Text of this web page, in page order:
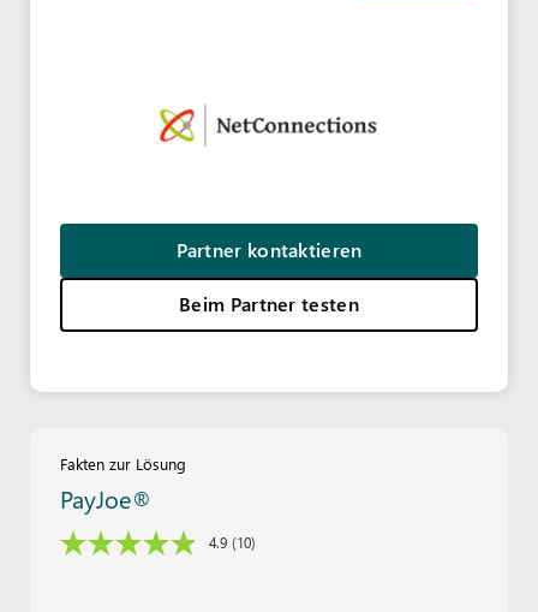
Partner kontaktieren
Beim Partner testen
Fakten zur Lösung
PayJoe®
4.9 (10)